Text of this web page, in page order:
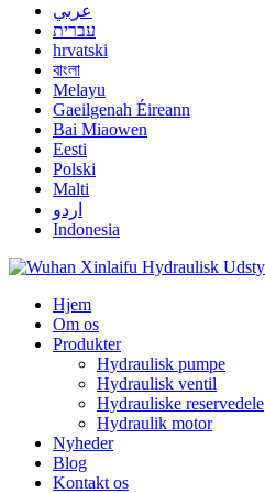
عربي
עברית
hrvatski
বাংলা
Melayu
Gaeilgenah Éireann
Bai Miaowen
Eesti
Polski
Malti
اردو
Indonesia
Hjem
Om os
Produkter
Hydraulisk pumpe
Hydraulisk ventil
Hydrauliske reservedele
Hydraulik motor
Nyheder
Blog
Kontakt os